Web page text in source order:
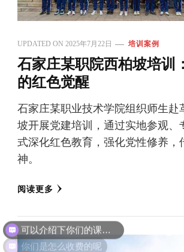
UPDATED ON 2025年7月22日 培训案例
石家庄某职院西柏坡培训
的红色觉醒
石家庄某职业技术学院组织师生赴
坡开展党建培训，通过实地参观、
式深化红色教育，强化党性修养，
神。
阅读更多
你们是怎么收费的呢